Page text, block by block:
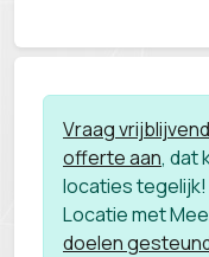
Vraag
offerte aan, dat
locaties tegelijk!
Locatie met
doelen